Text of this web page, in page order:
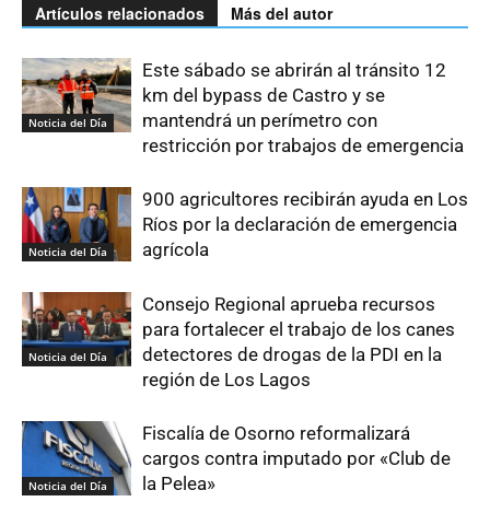
Artículos relacionados Más del autor
Noticia del Día
Este sábado se abrirán al tránsito 12
km del bypass de Castro y se
mantendrá un perímetro con
restricción por trabajos de emergencia
Noticia del Día
900 agricultores recibirán ayuda en Los
Ríos por la declaración de emergencia
agrícola
Noticia del Día
Consejo Regional aprueba recursos
para fortalecer el trabajo de los canes
detectores de drogas de la PDI en la
región de Los Lagos
Noticia del Día
Fiscalía de Osorno reformalizará
cargos contra imputado por «Club de
la Pelea»